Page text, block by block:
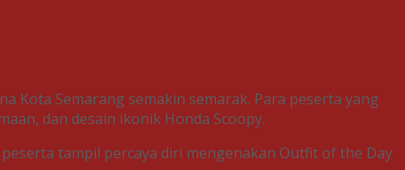
Kota Semarang semakin semarak. Para peserta yang
dan desain ikonik Honda Scoopy.
tampil percaya diri mengenakan Outfit of the Day